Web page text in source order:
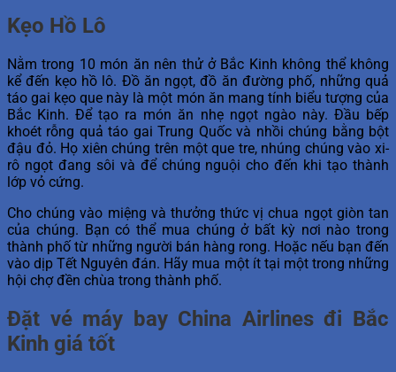
Kẹo Hồ Lô
Nằm trong 10 món ăn nên thử ở Bắc Kinh không thể không
kể đến kẹo hồ lô. Đồ ăn ngọt, đồ ăn đường phố, những quả
táo gai kẹo que này là một món ăn mang tính biểu tượng của
Bắc Kinh. Để tạo ra món ăn nhẹ ngọt ngào này. Đầu bếp
khoét rỗng quả táo gai Trung Quốc và nhồi chúng bằng bột
đậu đỏ. Họ xiên chúng trên một que tre, nhúng chúng vào xi-
rô ngọt đang sôi và để chúng nguội cho đến khi tạo thành
lớp vỏ cứng.
Cho chúng vào miệng và thưởng thức vị chua ngọt giòn tan
của chúng. Bạn có thể mua chúng ở bất kỳ nơi nào trong
thành phố từ những người bán hàng rong. Hoặc nếu bạn đến
vào dịp Tết Nguyên đán. Hãy mua một ít tại một trong những
hội chợ đền chùa trong thành phố.
Đặt vé máy bay China Airlines đi Bắc
Kinh giá tốt